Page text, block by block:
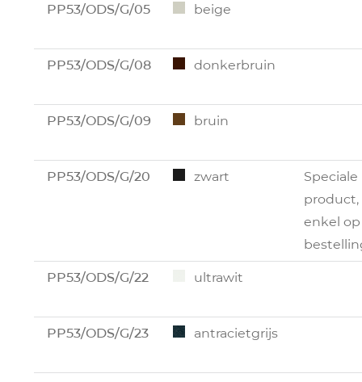
PP53/ODS/G/05 beige
PP53/ODS/G/08 donkerbruin
PP53/ODS/G/09 bruin
PP53/ODS/G/20 zwart
Speciale
product,
enkel op
PP53/ODS/G/22 ultrawit
PP53/ODS/G/23 antracietgrijs